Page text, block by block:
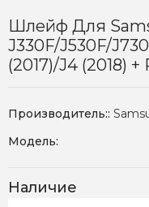
Шлейф Для
J330F/J530F/
(2017)/J4 (2018)
Производитель::
Модель:
Наличие